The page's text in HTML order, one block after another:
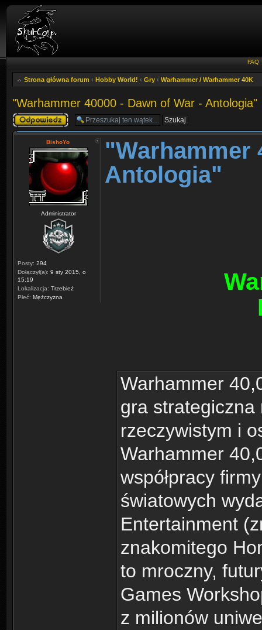
FAQ
Strona główna forum ‹ Hobby World! ‹ Gry ‹ Warhammer / Warhammer 40K
"Warhammer 40000 - Dawn of War - Antologia"
Odpowiedz
BishoYo
Administrator
Posty: 294
Dołączył(a): 9 sty 2015, o
15:19
Lokalizacja: Trzebież
Płeć: Mężczyzna
"Warhammer
Antologia"
Warhammer
gra
rzeczywistym i
Warhammer
współpracy
światowych
Entertainment
znakomitego
to mroczny,
Games
z milionów